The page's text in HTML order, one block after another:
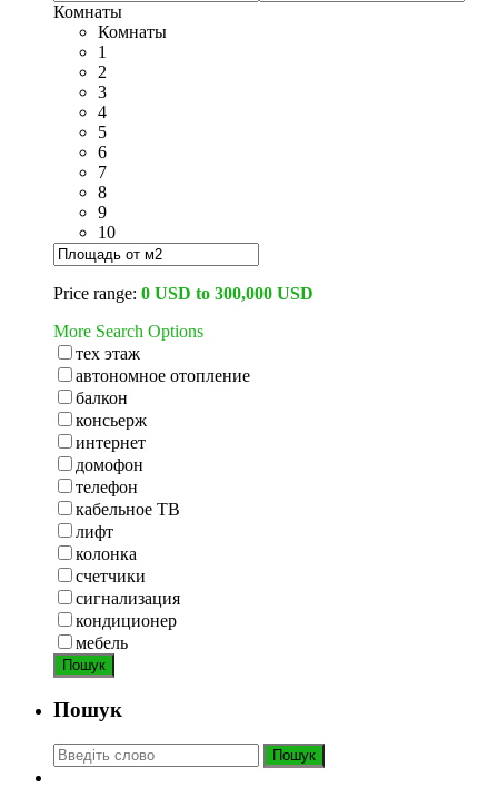
Комнаты
Комнаты
1
2
3
4
5
6
7
8
9
10
Price range: 0 USD to 300,000 USD
More Search Options
тех этаж
автономное отопление
балкон
консьерж
интернет
домофон
телефон
кабельное ТВ
лифт
колонка
счетчики
сигнализация
кондиционер
мебель
Пошук
Пошук
Пошук